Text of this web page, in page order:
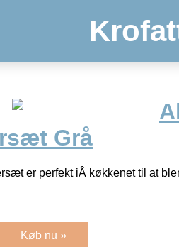
Grå
er perfekt iÂ køkkenet til at
Køb nu »